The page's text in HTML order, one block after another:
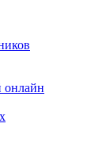
онлайн